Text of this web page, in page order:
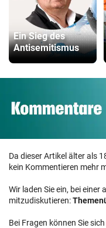
Ein Sieg des
Antisemitismus
Da dieser Artikel älter als
kein Kommentieren mehr
Wir laden Sie ein, bei
mitzudiskutieren:
Bei Fragen können Sie